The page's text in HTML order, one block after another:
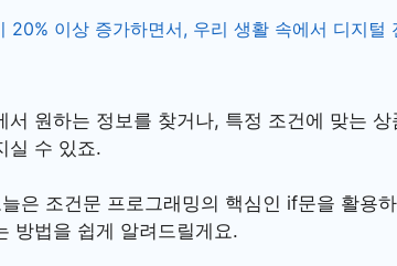
20% 이상 증가하면서, 우리 생활 속에서 디지털
서 원하는 정보를 찾거나, 특정 조건에 맞는 상
실 수 있죠.
은 조건문 프로그래밍의 핵심인 if문을 활용
방법을 쉽게 알려드릴게요.